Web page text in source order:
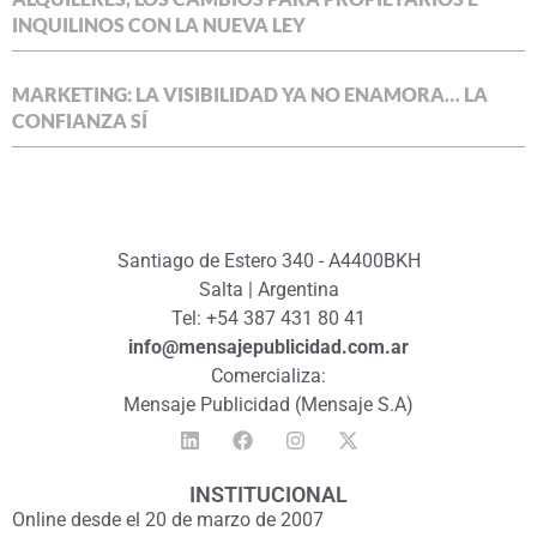
INQUILINOS CON LA NUEVA LEY
MARKETING: LA VISIBILIDAD YA NO ENAMORA… LA
CONFIANZA SÍ
Santiago de Estero 340 - A4400BKH
Salta | Argentina
Tel: +54 387 431 80 41
info@mensajepublicidad.com.ar
Comercializa:
Mensaje Publicidad (Mensaje S.A)
INSTITUCIONAL
Online desde el 20 de marzo de 2007